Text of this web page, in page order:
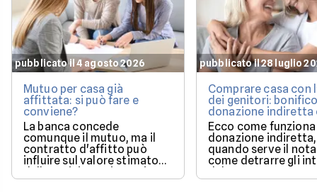
pubblicato il 4 agosto 2026
Mutuo per casa già
affittata: si può fare e
conviene?
La banca concede
comunque il mutuo, ma il
contratto d'affitto può
influire sul valore stimato
dalla perizia e sui tempi per
poter utilizzare la casa.
pubblicato il 28 luglio
Comprare casa con
dei genitori:
donazione indiretta
mutuo?
Ecco come
donazione indiretta,
quando serve il
come detrarre gli
del mutuo.